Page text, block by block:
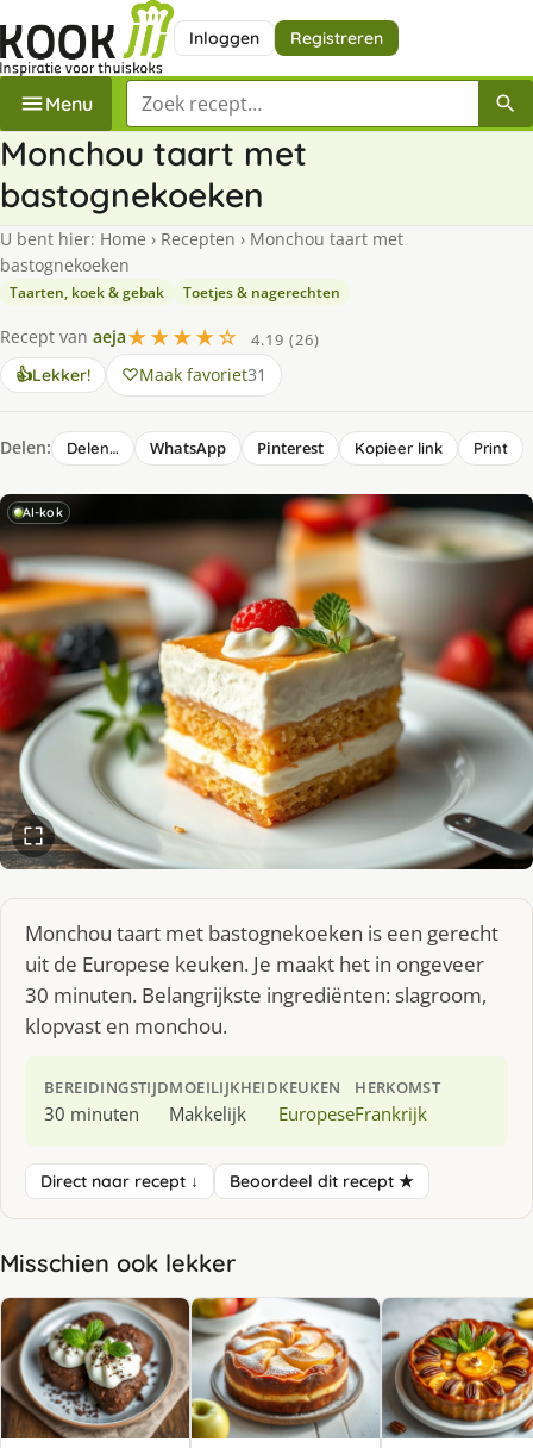
Inloggen Registreren
Menu Zoek een recept
Monchou taart met
bastognekoeken
U bent hier: Home › Recepten › Monchou taart met
bastognekoeken
Taarten, koek & gebak Toetjes & nagerechten
Recept van aeja★★★★☆
4.19 (26)
👍Lekker! Maak favoriet31
Delen: Delen… WhatsApp Pinterest Kopieer link Print
AI-kok
Monchou taart met bastognekoeken is een gerecht
uit de Europese keuken. Je maakt het in ongeveer
30 minuten. Belangrijkste ingrediënten: slagroom,
klopvast en monchou.
BEREIDINGSTIJD
30 minuten
MOEILIJKHEID
Makkelijk
KEUKEN
Europese
HERKOMST
Frankrijk
Direct naar recept ↓ Beoordeel dit recept ★
Misschien ook lekker